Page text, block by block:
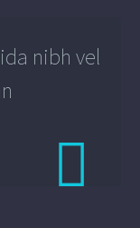
nibh vel
